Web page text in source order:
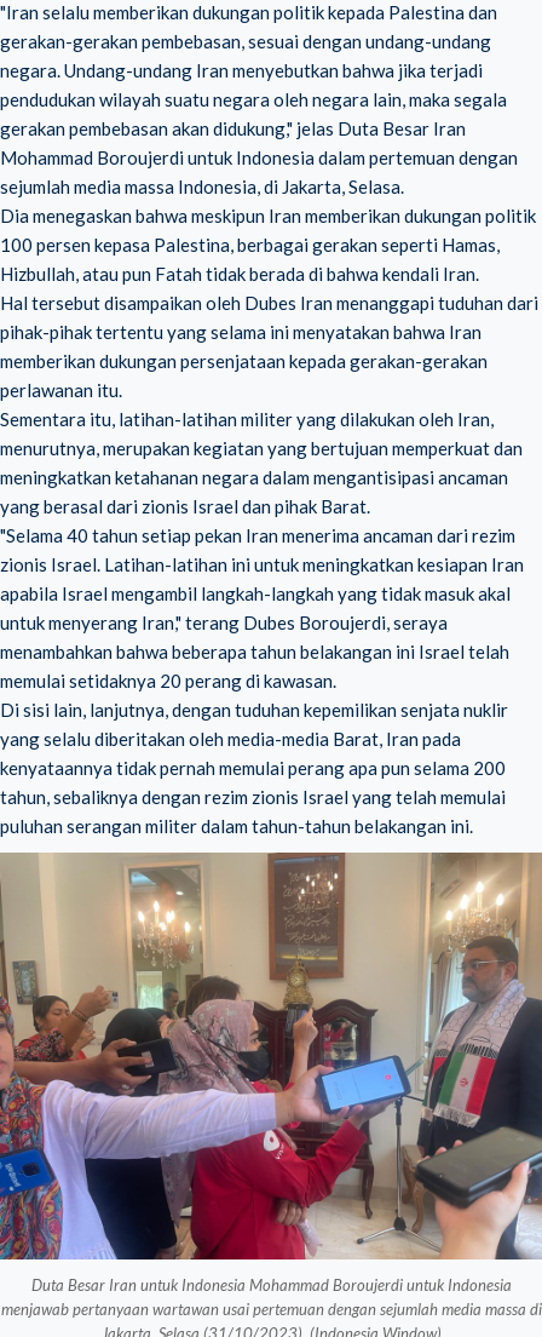
"Iran selalu memberikan dukungan politik kepada Palestina dan
gerakan-gerakan pembebasan, sesuai dengan undang-undang
negara. Undang-undang Iran menyebutkan bahwa jika terjadi
pendudukan wilayah suatu negara oleh negara lain, maka segala
gerakan pembebasan akan didukung," jelas Duta Besar Iran
Mohammad Boroujerdi untuk Indonesia dalam pertemuan dengan
sejumlah media massa Indonesia, di Jakarta, Selasa.
Dia menegaskan bahwa meskipun Iran memberikan dukungan politik
100 persen kepasa Palestina, berbagai gerakan seperti Hamas,
Hizbullah, atau pun Fatah tidak berada di bahwa kendali Iran.
Hal tersebut disampaikan oleh Dubes Iran menanggapi tuduhan dari
pihak-pihak tertentu yang selama ini menyatakan bahwa Iran
memberikan dukungan persenjataan kepada gerakan-gerakan
perlawanan itu.
Sementara itu, latihan-latihan militer yang dilakukan oleh Iran,
menurutnya, merupakan kegiatan yang bertujuan memperkuat dan
meningkatkan ketahanan negara dalam mengantisipasi ancaman
yang berasal dari zionis Israel dan pihak Barat.
"Selama 40 tahun setiap pekan Iran menerima ancaman dari rezim
zionis Israel. Latihan-latihan ini untuk meningkatkan kesiapan Iran
apabila Israel mengambil langkah-langkah yang tidak masuk akal
untuk menyerang Iran," terang Dubes Boroujerdi, seraya
menambahkan bahwa beberapa tahun belakangan ini Israel telah
memulai setidaknya 20 perang di kawasan.
Di sisi lain, lanjutnya, dengan tuduhan kepemilikan senjata nuklir
yang selalu diberitakan oleh media-media Barat, Iran pada
kenyataannya tidak pernah memulai perang apa pun selama 200
tahun, sebaliknya dengan rezim zionis Israel yang telah memulai
puluhan serangan militer dalam tahun-tahun belakangan ini.
Duta Besar Iran untuk Indonesia Mohammad Boroujerdi untuk Indonesia
menjawab pertanyaan wartawan usai pertemuan dengan sejumlah media massa di